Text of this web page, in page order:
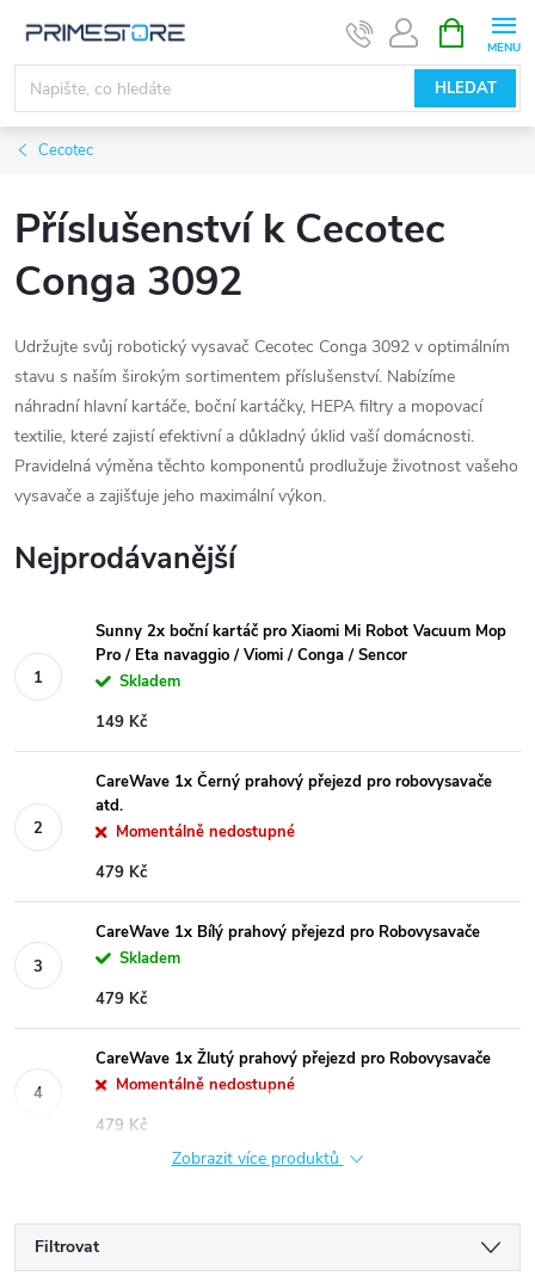
obsah
HLEDAT
NÁKUPNÍ
KOŠÍK
Cecotec
Příslušenství k Cecotec
Conga 3092
Udržujte svůj robotický vysavač Cecotec Conga 3092 v optimálním
stavu s naším širokým sortimentem příslušenství. Nabízíme
náhradní hlavní kartáče, boční kartáčky, HEPA filtry a mopovací
textilie, které zajistí efektivní a důkladný úklid vaší domácnosti.
Pravidelná výměna těchto komponentů prodlužuje životnost vašeho
vysavače a zajišťuje jeho maximální výkon.
Nejprodávanější
Sunny 2x boční kartáč pro Xiaomi Mi Robot Vacuum Mop
Pro / Eta navaggio / Viomi / Conga / Sencor
Skladem
149 Kč
CareWave 1x Černý prahový přejezd pro robovysavače
atd.
Momentálně nedostupné
479 Kč
CareWave 1x Bílý prahový přejezd pro Robovysavače
Skladem
479 Kč
CareWave 1x Žlutý prahový přejezd pro Robovysavače
Momentálně nedostupné
479 Kč
Zobrazit více produktů
Filtrovat